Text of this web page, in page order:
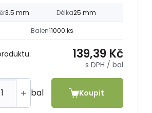
3.5 mm Délka25 mm
Balení1000 ks
139,39 Kč
s DPH / bal
bal Koupit